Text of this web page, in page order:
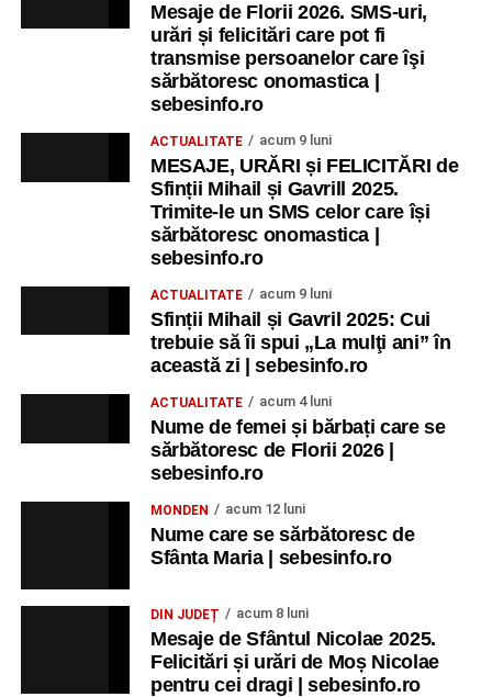
Mesaje de Florii 2026. SMS-uri,
urări și felicitări care pot fi
transmise persoanelor care îşi
sărbătoresc onomastica |
sebesinfo.ro
ACTUALITATE acum 9 luni
MESAJE, URĂRI și FELICITĂRI de
Sfinții Mihail și Gavrill 2025.
Trimite-le un SMS celor care își
sărbătoresc onomastica |
sebesinfo.ro
ACTUALITATE acum 9 luni
Sfinții Mihail și Gavril 2025: Cui
trebuie să îi spui „La mulţi ani” în
această zi | sebesinfo.ro
ACTUALITATE acum 4 luni
Nume de femei și bărbați care se
sărbătoresc de Florii 2026 |
sebesinfo.ro
MONDEN acum 12 luni
Nume care se sărbătoresc de
Sfânta Maria | sebesinfo.ro
DIN JUDEȚ acum 8 luni
Mesaje de Sfântul Nicolae 2025.
Felicitări și urări de Moș Nicolae
pentru cei dragi | sebesinfo.ro